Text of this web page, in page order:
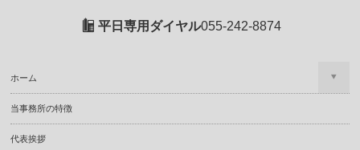
平日専用ダイヤル055-242-8874
ホーム
当事務所の特徴
代表挨拶